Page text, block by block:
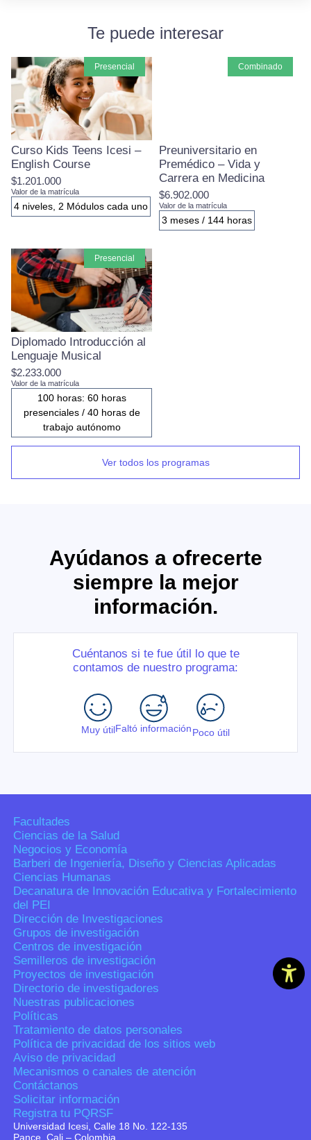
Te puede interesar
presencial
Curso Kids Teens Icesi –
English Course
$1.201.000
Valor de la matrícula
4 niveles, 2 Módulos cada uno
combinado
Preuniversitario en
Premédico – Vida y
Carrera en Medicina
$6.902.000
Valor de la matrícula
3 meses / 144 horas
presencial
Diplomado Introducción al
Lenguaje Musical
$2.233.000
Valor de la matrícula
100 horas: 60 horas
presenciales / 40 horas de
trabajo autónomo
Ver todos los programas
Ayúdanos a ofrecerte
siempre la mejor
información.
Cuéntanos si te fue útil lo que te
contamos de nuestro programa:
Muy útilFaltó informaciónPoco útil
Universidad Icesi, Calle 18 No. 122-135
Pance, Cali – Colombia
Facultades
Ciencias de la Salud
Negocios y Economía
Barberi de Ingeniería, Diseño y Ciencias Aplicadas
Ciencias Humanas
Decanatura de Innovación Educativa y Fortalecimiento
del PEI
Dirección de Investigaciones
Grupos de investigación
Centros de investigación
Semilleros de investigación
Proyectos de investigación
Directorio de investigadores
Nuestras publicaciones
Políticas
Tratamiento de datos personales
Política de privacidad de los sitios web
Aviso de privacidad
Mecanismos o canales de atención
Contáctanos
Solicitar información
Registra tu PQRSF